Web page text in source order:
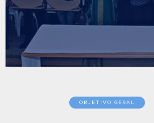
OBJETIVO GERAL